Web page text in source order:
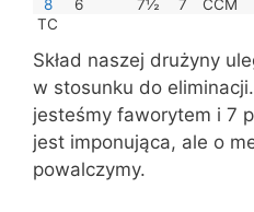
8
6 7½ 7 CCM
TC
Skład naszej drużyny
w stosunku do
jesteśmy faworytem i 7
jest imponująca, ale o
powalczymy.